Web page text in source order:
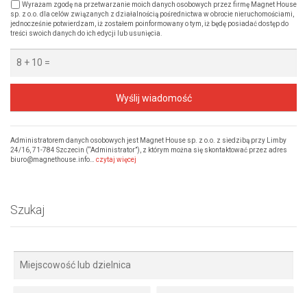
Wyrażam zgodę na przetwarzanie moich danych osobowych przez firmę Magnet House
sp. z o.o. dla celów związanych z działalnością pośrednictwa w obrocie nieruchomościami,
jednocześnie potwierdzam, iż zostałem poinformowany o tym, iż będę posiadać dostęp do
treści swoich danych do ich edycji lub usunięcia.
Wyślij wiadomość
Administratorem danych osobowych jest Magnet House sp. z o.o. z siedzibą przy Limby
24/16, 71-784 Szczecin (“Administrator”), z którym można się skontaktować przez adres
biuro@magnethouse.info… czytaj więcej
Szukaj